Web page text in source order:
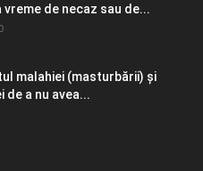
vreme de necaz sau de...
malahiei (masturbării) şi
de a nu avea...